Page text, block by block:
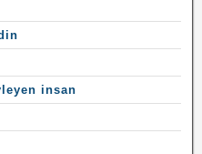
insan